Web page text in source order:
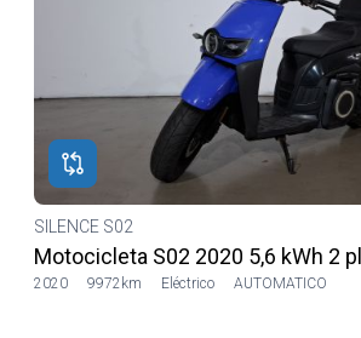
SILENCE S02
Motocicleta S02 2020 5,6 kWh 2
2020 9972km Eléctrico AUTOMATICO